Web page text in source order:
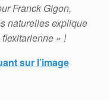
Franck Gigon,
naturelles explique
» !
sur l’image